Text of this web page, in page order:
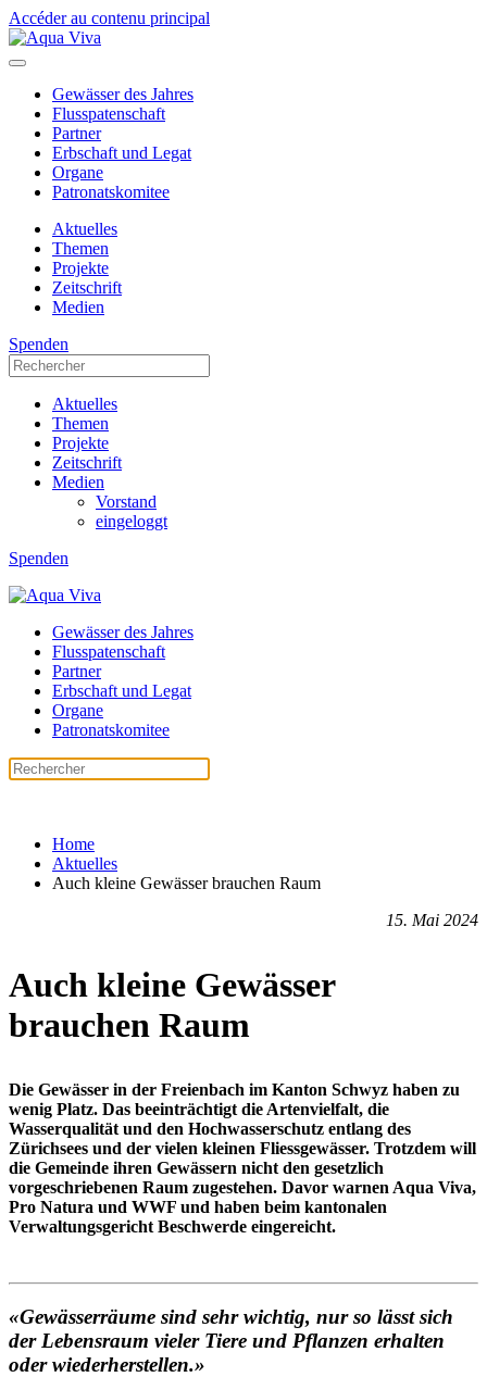
Accéder au contenu principal
Gewässer des Jahres
Flusspatenschaft
Partner
Erbschaft und Legat
Organe
Patronatskomitee
Aktuelles
Themen
Projekte
Zeitschrift
Medien
Spenden
Aktuelles
Themen
Projekte
Zeitschrift
Medien
Vorstand
eingeloggt
Spenden
Gewässer des Jahres
Flusspatenschaft
Partner
Erbschaft und Legat
Organe
Patronatskomitee
Home
Aktuelles
Auch kleine Gewässer brauchen Raum
15. Mai 2024
Auch kleine Gewässer
brauchen Raum
Die Gewässer in der Freienbach im Kanton Schwyz haben zu
wenig Platz. Das beeinträchtigt die Artenvielfalt, die
Wasserqualität und den Hochwasserschutz entlang des
Zürichsees und der vielen kleinen Fliessgewässer. Trotzdem will
die Gemeinde ihren Gewässern nicht den gesetzlich
vorgeschriebenen Raum zugestehen. Davor warnen Aqua Viva,
Pro Natura und WWF und haben beim kantonalen
Verwaltungsgericht Beschwerde eingereicht.
«Gewässerräume sind sehr wichtig, nur so lässt sich
der Lebensraum vieler Tiere und Pflanzen erhalten
oder wiederherstellen.»